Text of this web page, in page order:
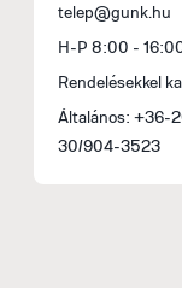
telep@gunk.hu
H-P 8:00 -
Rendelésekkel
Általános: +36-
30/904-3523